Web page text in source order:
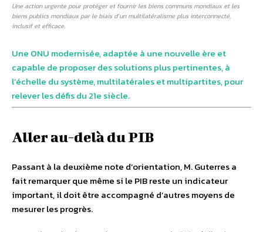
Une action urgente pour protéger et fournir les biens communs mondiaux et les
biens publics mondiaux par le biais d’un multilatéralisme plus interconnecté,
inclusif et efficace.
Une ONU modernisée, adaptée à une nouvelle ère et
capable de proposer des solutions plus pertinentes, à
l’échelle du système, multilatérales et multipartites, pour
relever les défis du 21e siècle.
Aller au-delà du PIB
Passant à la deuxième note d’orientation, M. Guterres a
fait remarquer que même si le PIB reste un indicateur
important, il doit être accompagné d’autres moyens de
mesurer les progrès.